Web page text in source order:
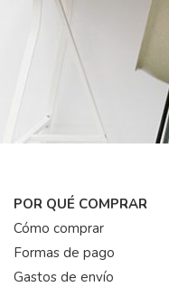
POR QUÉ COMPRAR
Cómo comprar
Formas de pago
Gastos de envío